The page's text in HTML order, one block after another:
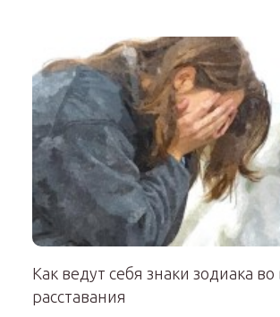
Как ведут себя знаки зодиака
расставания